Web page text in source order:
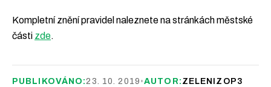
Kompletní znění pravidel naleznete na stránkách městské
části zde.
PUBLIKOVÁNO:23. 10. 2019 •AUTOR: ZELENIZOP3